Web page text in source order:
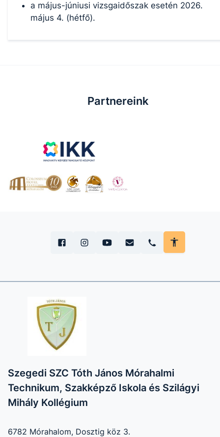
a május-júniusi vizsgaidőszak esetén 2026.
május 4. (hétfő).
Partnereink
Szegedi SZC Tóth János Mórahalmi
Technikum, Szakképző Iskola és Szilágyi
Mihály Kollégium
6782 Mórahalom, Dosztig köz 3.